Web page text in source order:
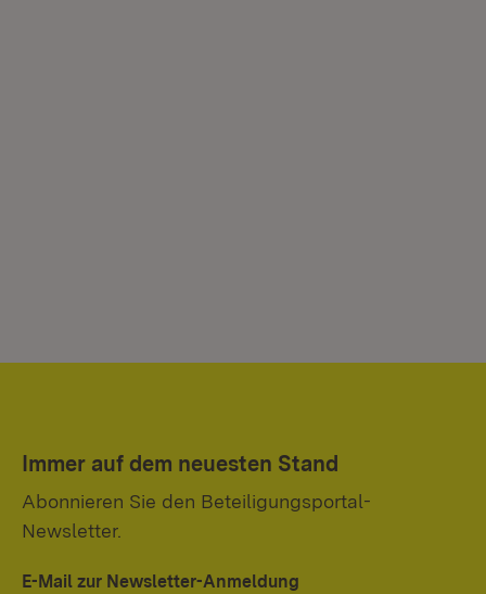
Immer auf dem neuesten Stand
Abonnieren Sie den Beteiligungsportal-
Newsletter.
E-Mail zur Newsletter-Anmeldung